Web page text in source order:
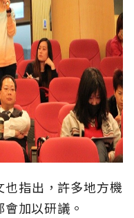
指出，許多地方機
加以研議。